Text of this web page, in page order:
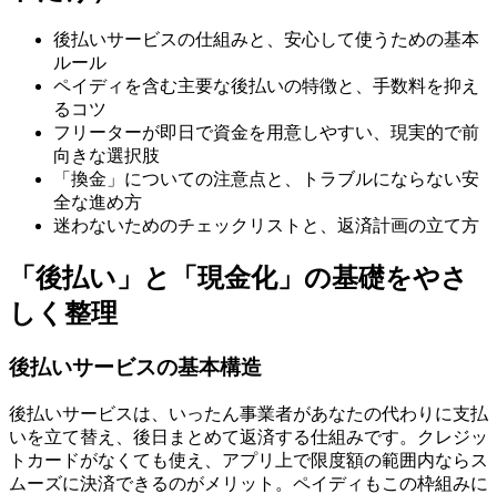
後払いサービスの仕組みと、安心して使うための基本
ルール
ペイディを含む主要な後払いの特徴と、手数料を抑え
るコツ
フリーターが即日で資金を用意しやすい、現実的で前
向きな選択肢
「換金」についての注意点と、トラブルにならない安
全な進め方
迷わないためのチェックリストと、返済計画の立て方
「後払い」と「現金化」の基礎をやさ
しく整理
後払いサービスの基本構造
後払いサービスは、いったん事業者があなたの代わりに支払
いを立て替え、後日まとめて返済する仕組みです。クレジッ
トカードがなくても使え、アプリ上で限度額の範囲内ならス
ムーズに決済できるのがメリット。ペイディもこの枠組みに